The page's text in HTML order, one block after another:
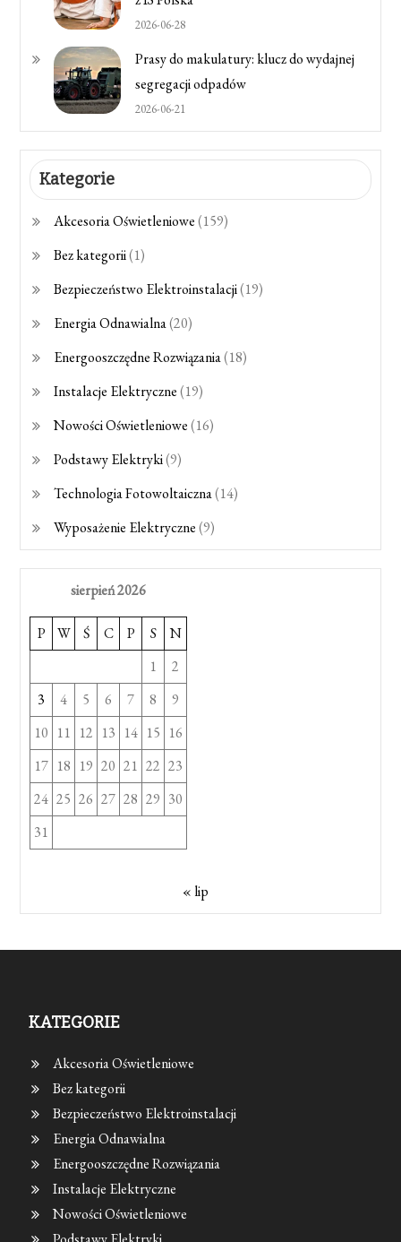
2026-06-28
Prasy do makulatury: klucz do wydajnej
segregacji odpadów
2026-06-21
Kategorie
Akcesoria Oświetleniowe(159)
Bez kategorii(1)
Bezpieczeństwo Elektroinstalacji(19)
Energia Odnawialna(20)
Energooszczędne Rozwiązania(18)
Instalacje Elektryczne(19)
Nowości Oświetleniowe(16)
Podstawy Elektryki(9)
Technologia Fotowoltaiczna(14)
Wyposażenie Elektryczne(9)
sierpień 2026
P W Ś C P S
N
1
2
3
4 5 6 7 8
9
10 11 12 13 14 15 16
17 18 19 20 21 22 23
24 25 26 27 28 29 30
31
« lip
KATEGORIE
Akcesoria Oświetleniowe
Bez kategorii
Bezpieczeństwo Elektroinstalacji
Energia Odnawialna
Energooszczędne Rozwiązania
Instalacje Elektryczne
Nowości Oświetleniowe